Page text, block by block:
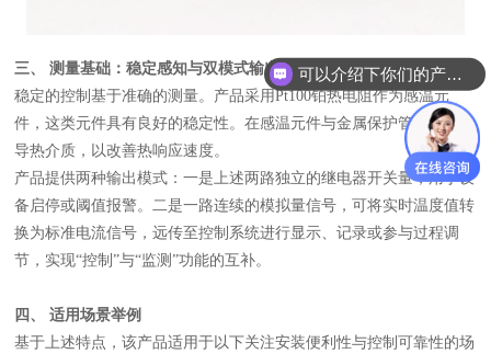
三、 测量基础：稳定感知与双模式输出
稳定的控制基于准确的测量。产品采用Pt100铂热电阻作为感温元
件，这类元件具有良好的稳定性。在感温元件与金属保护管之间填充
导热介质，以改善热响应速度。
产品提供两种输出模式：一是上述两路独立的继电器开关量，用于设
备启停或阈值报警。二是一路连续的模拟量信号，可将实时温度值转
换为标准电流信号，远传至控制系统进行显示、记录或参与过程调
节，实现“控制”与“监测”功能的互补。
四、 适用场景举例
基于上述特点，该产品适用于以下关注安装便利性与控制可靠性的场
可以介绍下你们的产品么？